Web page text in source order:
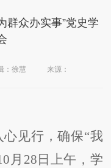
群众办实事”党史学
：徐慧 来源：
见行，确保“我
月28日上午，学